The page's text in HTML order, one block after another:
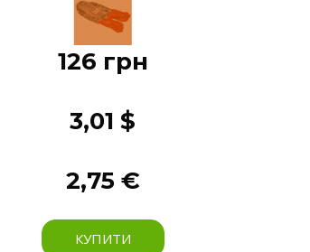
126 грн
3,01 $
2,75 €
КУПИТИ